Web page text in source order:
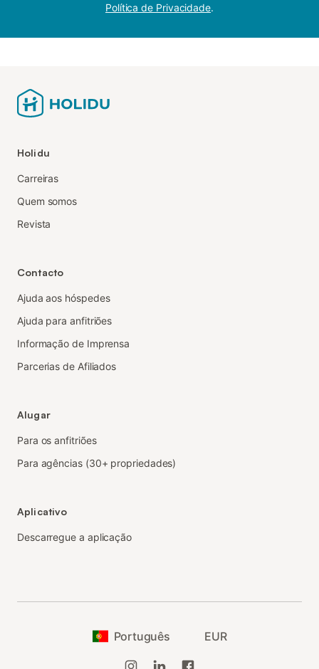
Política de Privacidade.
Holidu
Carreiras
Quem somos
Revista
Contacto
Ajuda aos hóspedes
Ajuda para anfitriões
Informação de Imprensa
Parcerias de Afiliados
Alugar
Para os anfitriões
Para agências (30+ propriedades)
Aplicativo
Descarregue a aplicação
Português EUR